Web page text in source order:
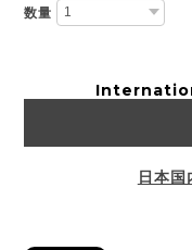
数量
日本国